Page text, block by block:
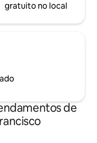
gratuito no local
de